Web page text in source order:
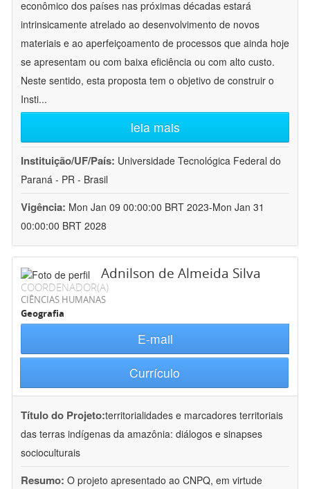
econômico dos países nas próximas décadas estará
intrinsicamente atrelado ao desenvolvimento de novos
materiais e ao aperfeiçoamento de processos que ainda hoje
se apresentam ou com baixa eficiência ou com alto custo.
Neste sentido, esta proposta tem o objetivo de construir o
Insti...
leia mais
Instituição/UF/País: Universidade Tecnológica Federal do
Paraná - PR - Brasil
Vigência: Mon Jan 09 00:00:00 BRT 2023-Mon Jan 31
00:00:00 BRT 2028
Adnilson de Almeida Silva
COORDENADOR(A)
CIÊNCIAS HUMANAS
Geografia
E-mail
Currículo
Título do Projeto:territorialidades e marcadores territoriais
das terras indígenas da amazônia: diálogos e sinapses
socioculturais
Resumo: O projeto apresentado ao CNPQ, em virtude